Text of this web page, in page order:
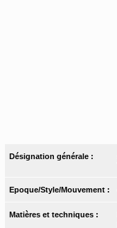
Désignation générale :
Epoque/Style/Mouvement :
Matières et techniques :